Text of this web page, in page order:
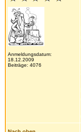
Anmeldungsdatum:
18.12.2009
Beiträge: 4076